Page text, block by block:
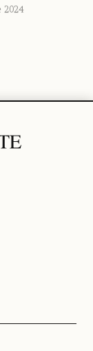
2024